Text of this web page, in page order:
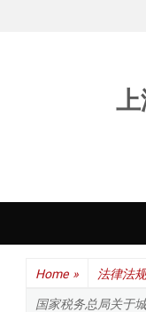
Home » 法律法规
国家税务总局关于